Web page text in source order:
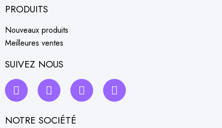
PRODUITS
Nouveaux produits
Meilleures ventes
SUIVEZ NOUS
NOTRE SOCIÉTÉ